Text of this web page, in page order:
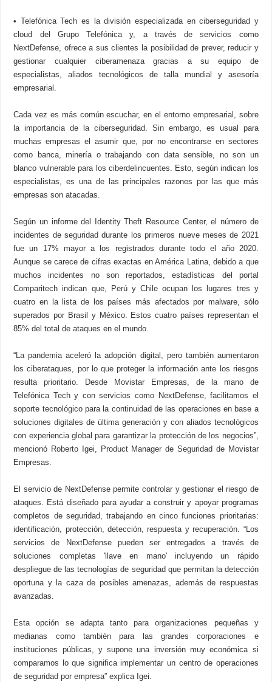
• Telefónica Tech es la división especializada en ciberseguridad y
cloud del Grupo Telefónica y, a través de servicios como
NextDefense, ofrece a sus clientes la posibilidad de prever, reducir y
gestionar cualquier ciberamenaza gracias a su equipo de
especialistas, aliados tecnológicos de talla mundial y asesoría
empresarial.
Cada vez es más común escuchar, en el entorno empresarial, sobre
la importancia de la ciberseguridad. Sin embargo, es usual para
muchas empresas el asumir que, por no encontrarse en sectores
como banca, minería o trabajando con data sensible, no son un
blanco vulnerable para los ciberdelincuentes. Esto, según indican los
especialistas, es una de las principales razones por las que más
empresas son atacadas.
Según un informe del Identity Theft Resource Center, el número de
incidentes de seguridad durante los primeros nueve meses de 2021
fue un 17% mayor a los registrados durante todo el año 2020.
Aunque se carece de cifras exactas en América Latina, debido a que
muchos incidentes no son reportados, estadísticas del portal
Comparitech indican que, Perú y Chile ocupan los lugares tres y
cuatro en la lista de los países más afectados por malware, sólo
superados por Brasil y México. Estos cuatro países representan el
85% del total de ataques en el mundo.
“La pandemia aceleró la adopción digital, pero también aumentaron
los ciberataques, por lo que proteger la información ante los riesgos
resulta prioritario. Desde Movistar Empresas, de la mano de
Telefónica Tech y con servicios como NextDefense, facilitamos el
soporte tecnológico para la continuidad de las operaciones en base a
soluciones digitales de última generación y con aliados tecnológicos
con experiencia global para garantizar la protección de los negocios”,
mencionó Roberto Igei, Product Manager de Seguridad de Movistar
Empresas.
El servicio de NextDefense permite controlar y gestionar el riesgo de
ataques. Está diseñado para ayudar a construir y apoyar programas
completos de seguridad, trabajando en cinco funciones prioritarias:
identificación, protección, detección, respuesta y recuperación. “Los
servicios de NextDefense pueden ser entregados a través de
soluciones completas 'llave en mano' incluyendo un rápido
despliegue de las tecnologías de seguridad que permitan la detección
oportuna y la caza de posibles amenazas, además de respuestas
avanzadas.
Esta opción se adapta tanto para organizaciones pequeñas y
medianas como también para las grandes corporaciones e
instituciones públicas, y supone una inversión muy económica si
comparamos lo que significa implementar un centro de operaciones
de seguridad por empresa” explica Igei.